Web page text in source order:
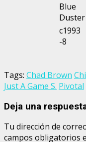
Blue
Duster
c1993
-8
Tags: Chad Brown
Just A Game S. Pivotal
Deja una
Tu dirección de
campos obligatorios